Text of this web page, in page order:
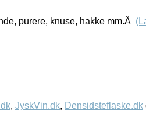
purere, knuse, hakke mm.Â
, JyskVin.dk, Densidsteflaske.dk